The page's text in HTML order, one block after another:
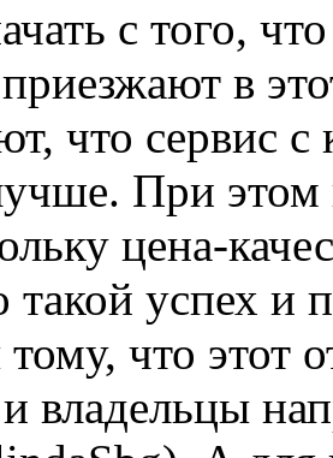
с того,
в
что сервис
При этом
цена-
успех и
тому, что этот
владельцы